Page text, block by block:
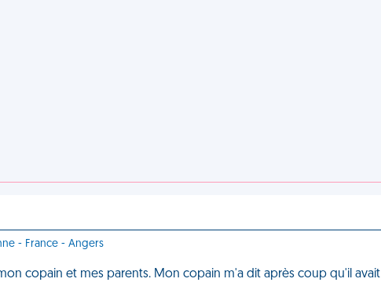
- France - Angers
copain et mes parents. Mon copain m'a dit après coup qu'il avait